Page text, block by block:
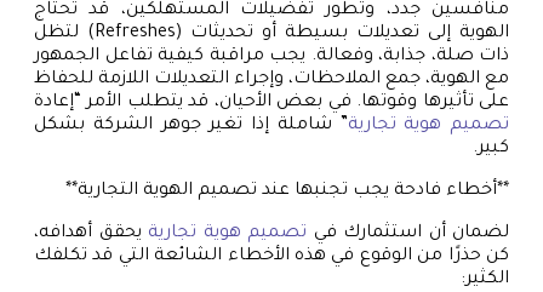
منافسين جدد، وتطور تفضيلات المستهلكين، قد تحتاج
الهوية إلى تعديلات بسيطة أو تحديثات (Refreshes) لتظل
ذات صلة، جذابة، وفعالة. يجب مراقبة كيفية تفاعل الجمهور
مع الهوية، جمع الملاحظات، وإجراء التعديلات اللازمة للحفاظ
على تأثيرها وقوتها. في بعض الأحيان، قد يتطلب الأمر “إعادة
تصميم هوية تجارية” شاملة إذا تغير جوهر الشركة بشكل
كبير.
**أخطاء فادحة يجب تجنبها عند تصميم الهوية التجارية**
لضمان أن استثمارك في تصميم هوية تجارية يحقق أهدافه،
كن حذرًا من الوقوع في هذه الأخطاء الشائعة التي قد تكلفك
الكثير: